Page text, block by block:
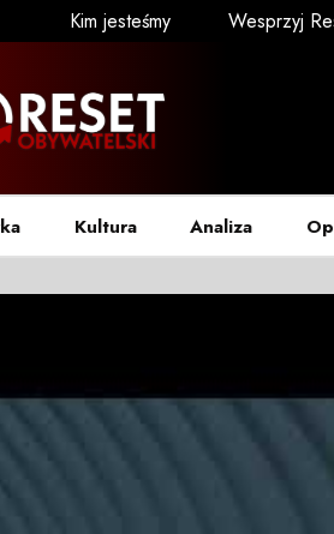
Kim jesteśmy Wesprzyj
Kultura Analiza